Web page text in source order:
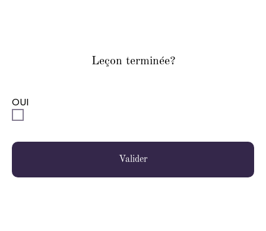
Leçon terminée?
OUI
Valider